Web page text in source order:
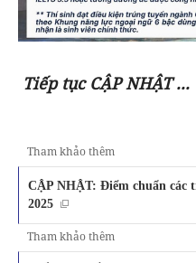
Tiếp tục CẬP NHẬT ...
Tham khảo thêm
CẬP NHẬT: Điểm chuẩn các
2025
Tham khảo thêm